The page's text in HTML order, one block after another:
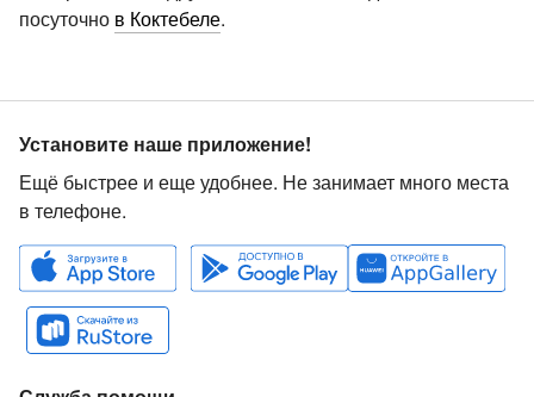
посуточно в Коктебеле.
Установите наше приложение!
Ещё быстрее и еще удобнее. Не занимает много места
в телефоне.